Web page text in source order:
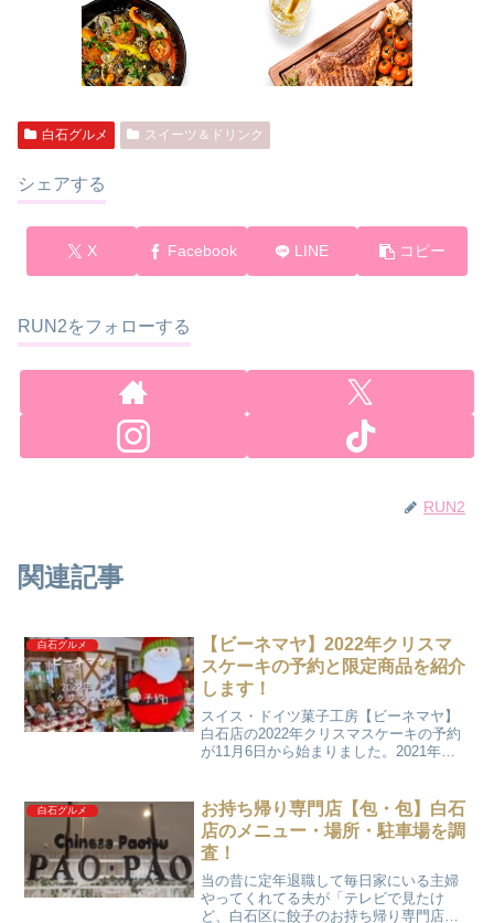
白石グルメ スイーツ＆ドリンク
シェアする
X Facebook LINE コピー
RUN2をフォローする
RUN2
関連記事
白石グルメ
【ビーネマヤ】2022年クリスマ
スケーキの予約と限定商品を紹介
します！
スイス・ドイツ菓子工房【ビーネマヤ】
白石店の2022年クリスマスケーキの予約
が11月6日から始まりました。2021年
でした。RUNパパ数量限定で、すでに数
量分予約さ...
白石グルメ
お持ち帰り専門店【包・包】白石
店のメニュー・場所・駐車場を調
査！
当の昔に定年退職して毎日家にいる主婦
やってくれてる夫が「テレビで見たけ
ど、白石区に餃子のお持ち帰り専門店が